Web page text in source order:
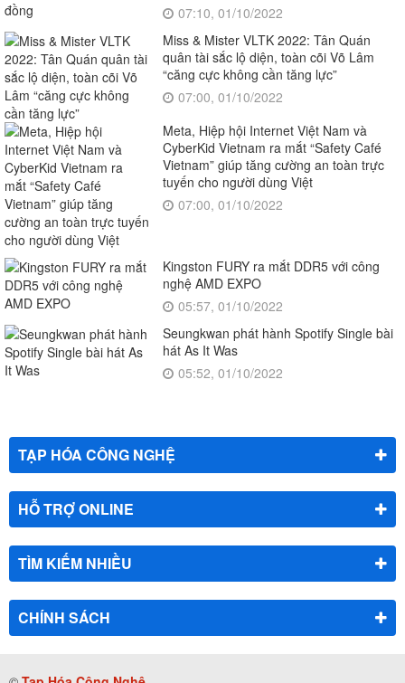
07:10, 01/10/2022
Miss & Mister VLTK 2022: Tân Quán
quân tài sắc lộ diện, toàn cõi Võ Lâm
“căng cực không cần tăng lực”
07:00, 01/10/2022
Meta, Hiệp hội Internet Việt Nam và
CyberKid Vietnam ra mắt “Safety Café
Vietnam” giúp tăng cường an toàn trực
tuyến cho người dùng Việt
07:00, 01/10/2022
Kingston FURY ra mắt DDR5 với công
nghệ AMD EXPO
05:57, 01/10/2022
Seungkwan phát hành Spotify Single bài
hát As It Was
05:52, 01/10/2022
TẠP HÓA CÔNG NGHỆ
HỖ TRỢ ONLINE
TÌM KIẾM NHIỀU
CHÍNH SÁCH